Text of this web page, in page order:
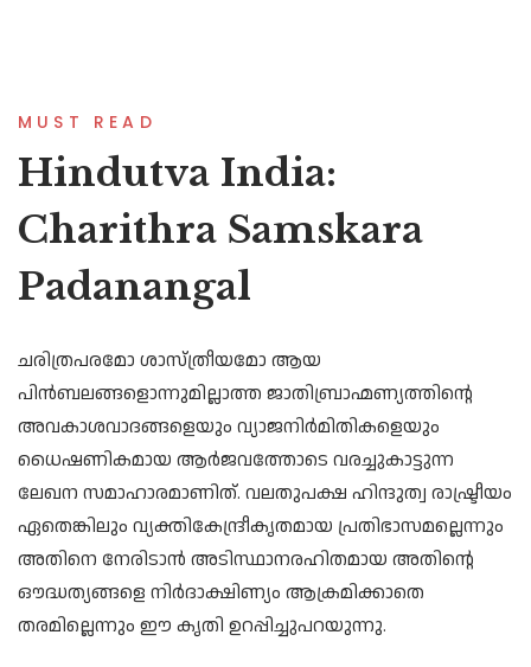
MUST READ
Hindutva India:
Charithra Samskara
Padanangal
ചരിത്രപരമോ ശാസ്ത്രീയമോ ആയ
പിൻബലങ്ങളൊന്നുമില്ലാത്ത ജാതിബ്രാഹ്മണ്യത്തിൻ്റെ
അവകാശവാദങ്ങളെയും വ്യാജനിർമിതികളെയും
ധൈഷണികമായ ആർജവത്തോടെ വരച്ചുകാട്ടുന്ന
ലേഖന സമാഹാരമാണിത്. വലതുപക്ഷ ഹിന്ദുത്വ രാഷ്ട്രീയം
ഏതെങ്കിലും വ്യക്തികേന്ദ്രീകൃതമായ പ്രതിഭാസമല്ലെന്നും
അതിനെ നേരിടാൻ അടിസ്ഥാനരഹിതമായ അതിൻ്റെ
ഔദ്ധത്യങ്ങളെ നിർദാക്ഷിണ്യം ആക്രമിക്കാതെ
തരമില്ലെന്നും ഈ കൃതി ഉറപ്പിച്ചുപറയുന്നു.